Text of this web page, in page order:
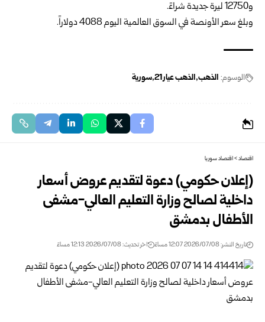
و‏12750 ليرة جديدة شراءً. ‏ ‏
وبلغ سعر الأونصة في السوق العالمية اليوم 4088 دولاراً.
الوسوم: الذهب الذهب عيار 21 سورية
اقتصاد>اقتصاد سوريا
(إعلان حكومي) دعوة لتقديم عروض أسعار
داخلية لصالح وزارة التعليم العالي-مشفى
الأطفال بدمشق
تاريخ النشر: 2026/07/08 12:07 مساءً اخر تحديث: 2026/07/08 12:13 مساءً